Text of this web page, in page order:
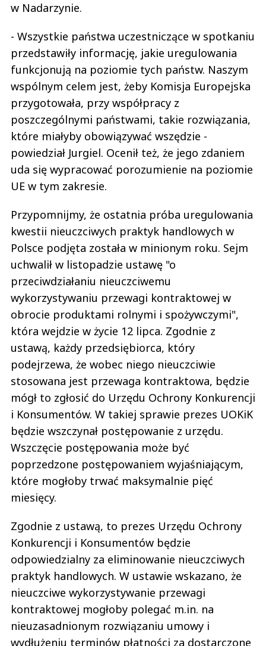
w Nadarzynie.
- Wszystkie państwa uczestniczące w spotkaniu
przedstawiły informację, jakie uregulowania
funkcjonują na poziomie tych państw. Naszym
wspólnym celem jest, żeby Komisja Europejska
przygotowała, przy współpracy z
poszczególnymi państwami, takie rozwiązania,
które miałyby obowiązywać wszędzie -
powiedział Jurgiel. Ocenił też, że jego zdaniem
uda się wypracować porozumienie na poziomie
UE w tym zakresie.
Przypomnijmy, że ostatnia próba uregulowania
kwestii nieuczciwych praktyk handlowych w
Polsce podjęta została w minionym roku. Sejm
uchwalił w listopadzie ustawę "o
przeciwdziałaniu nieuczciwemu
wykorzystywaniu przewagi kontraktowej w
obrocie produktami rolnymi i spożywczymi",
która wejdzie w życie 12 lipca. Zgodnie z
ustawą, każdy przedsiębiorca, który
podejrzewa, że wobec niego nieuczciwie
stosowana jest przewaga kontraktowa, będzie
mógł to zgłosić do Urzędu Ochrony Konkurencji
i Konsumentów. W takiej sprawie prezes UOKiK
będzie wszczynał postępowanie z urzędu.
Wszczęcie postępowania może być
poprzedzone postępowaniem wyjaśniającym,
które mogłoby trwać maksymalnie pięć
miesięcy.
Zgodnie z ustawą, to prezes Urzędu Ochrony
Konkurencji i Konsumentów będzie
odpowiedzialny za eliminowanie nieuczciwych
praktyk handlowych. W ustawie wskazano, że
nieuczciwe wykorzystywanie przewagi
kontraktowej mogłoby polegać m.in. na
nieuzasadnionym rozwiązaniu umowy i
wydłużeniu terminów płatności za dostarczone